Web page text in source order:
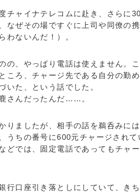
チャイナテレコムに赴き、さらに
なぜその場ですぐに上司や同僚の
わないんだ！）。
の、やっぱり電話は使えません。
ころ、チャージ先である自分の勤
いた、という話でした。
さんだったんだ……。
りましたが、相手の話を鵜呑みに
うちの番号に600元チャージされ
どでは、固定電話であってもチャ
行口座引き落としにしていて、き